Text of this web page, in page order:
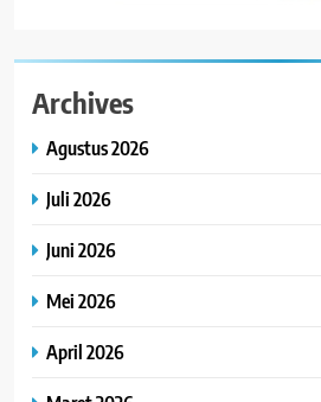
Archives
Agustus 2026
Juli 2026
Juni 2026
Mei 2026
April 2026